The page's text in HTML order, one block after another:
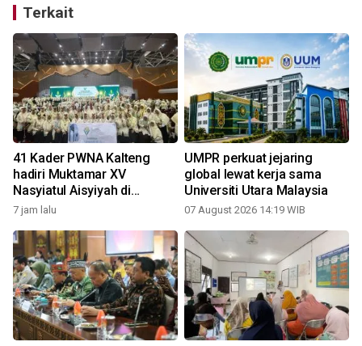
Terkait
41 Kader PWNA Kalteng
hadiri Muktamar XV
Nasyiatul Aisyiyah di
Surakarta
7 jam lalu
UMPR perkuat jejaring
global lewat kerja sama
Universiti Utara Malaysia
07 August 2026 14:19 WIB